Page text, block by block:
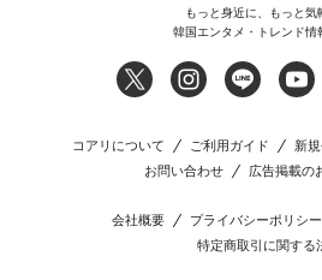
もっと身近に、もっと気
韓国エンタメ・トレンド情
コアリについて ご利用ガイド 新
お問い合わせ
広告掲載の
会社概要 プライバシーポリシー
特定商取引に関する